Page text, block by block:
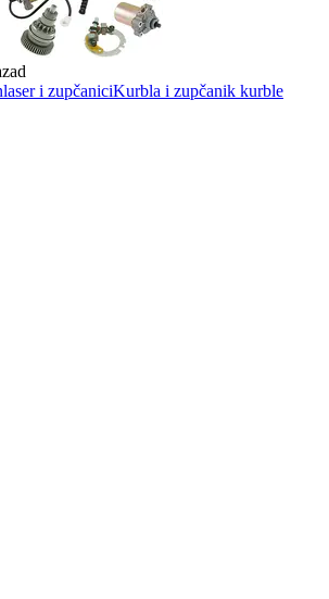
i zupčaniciKurbla i zupčanik kurble